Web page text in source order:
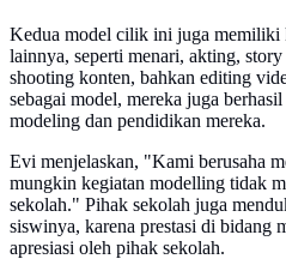
Kedua model cilik ini juga memiliki
lainnya, seperti menari, akting,
shooting konten, bahkan editing
sebagai model, mereka juga
modeling dan pendidikan mereka.
Evi menjelaskan, "Kami berusaha
mungkin kegiatan modelling tidak
sekolah." Pihak sekolah juga
siswinya, karena prestasi di bidang
apresiasi oleh pihak sekolah.